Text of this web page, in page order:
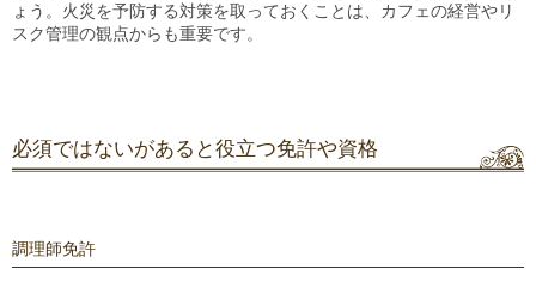
ょう。火災を予防する対策を取っておくことは、カフェの経営やリ
スク管理の観点からも重要です。
必須ではないがあると役立つ免許や資格
調理師免許